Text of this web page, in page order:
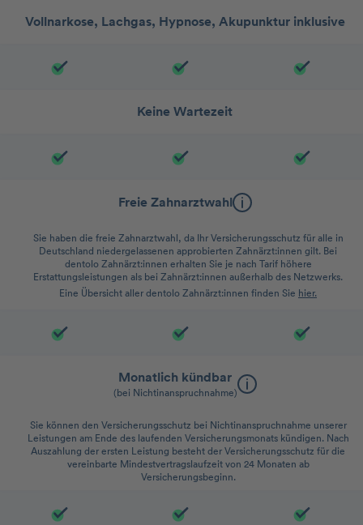
Vollnarkose, Lachgas, Hypnose, Akupunktur inklusive
Keine Wartezeit
Freie Zahnarztwahl
Sie haben die freie Zahnarztwahl, da Ihr Versicherungsschutz für alle in
Deutschland niedergelassenen approbierten Zahnärzt:innen gilt. Bei
dentolo Zahnärzt:innen erhalten Sie je nach Tarif höhere
Erstattungsleistungen als bei Zahnärzt:innen außerhalb des Netzwerks.
Eine Übersicht aller dentolo Zahnärzt:innen finden Sie hier.
Monatlich kündbar
(bei Nichtinanspruchnahme)
Sie können den Versicherungsschutz bei Nichtinanspruchnahme unserer
Leistungen am Ende des laufenden Versicherungsmonats kündigen. Nach
Auszahlung der ersten Leistung besteht der Versicherungsschutz für die
vereinbarte Mindestvertragslaufzeit von 24 Monaten ab
Versicherungsbeginn.